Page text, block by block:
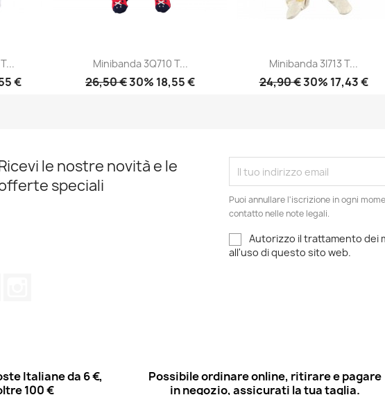
€
Minibanda 3Q710 T...
26,50 €30% 18,55 €
Minibanda 3I713 T...
24,90 €30% 17,43 €
le nostre novità e le
speciali
Puoi annullare l'iscrizione in ogni
contatto nelle note legali.
Autorizzo il trattamento dei
all'uso di questo sito web.
Italiane da 6 €,
100 €
Possibile ordinare online, ritirare e pagare
in negozio, assicurati la tua taglia.